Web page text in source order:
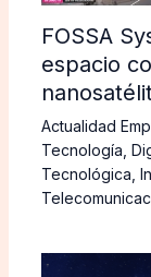
FOSSA
espacio
Actualidad
Tecnología
Tecnológica